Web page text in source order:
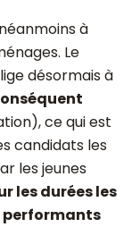
à
Le
désormais à
ce qui est
candidats les
les jeunes
les durées les
performants